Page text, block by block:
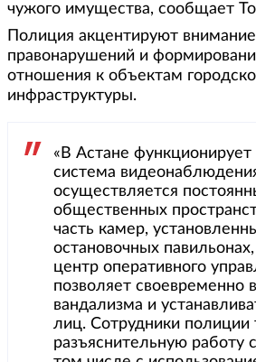
чужого имущества, сообщает
Полиция акцентируют
правонарушений и
отношения к объектам
инфраструктуры.
«В Астане функционирует
система
осуществляется
общественных
часть камер,
остановочных
центр оперативного
позволяет своевременно
вандализма и
лиц. Сотрудники полиции
разъяснительную работу